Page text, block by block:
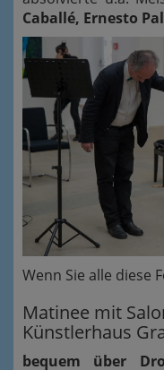
Caballé, Ernesto
Wenn Sie alle diese
Matinee mit
Künstlerhaus
bequem über